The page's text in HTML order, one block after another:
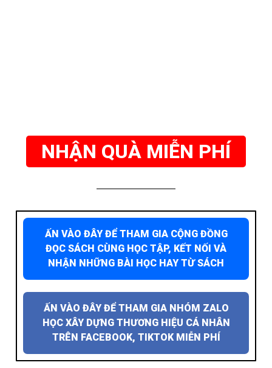
NHẬN QUÀ MIỄN PHÍ
ẤN VÀO ĐÂY ĐỂ THAM GIA CỘNG ĐỒNG
ĐỌC SÁCH CÙNG HỌC TẬP, KẾT NỐI VÀ
NHẬN NHỮNG BÀI HỌC HAY TỪ SÁCH
ẤN VÀO ĐÂY ĐỂ THAM GIA NHÓM ZALO
HỌC XÂY DỰNG THƯƠNG HIỆU CÁ NHÂN
TRÊN FACEBOOK, TIKTOK MIỄN PHÍ